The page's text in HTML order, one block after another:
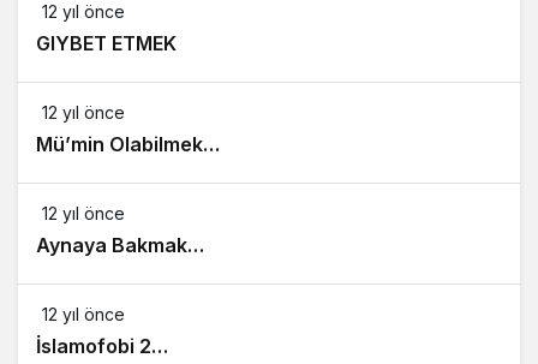
12 yıl önce
GIYBET ETMEK
12 yıl önce
Mü’min Olabilmek…
12 yıl önce
Aynaya Bakmak…
12 yıl önce
İslamofobi 2…